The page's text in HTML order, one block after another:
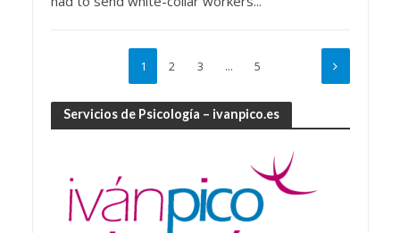
1 2 3 … 5
Servicios de Psicología – ivanpico.es